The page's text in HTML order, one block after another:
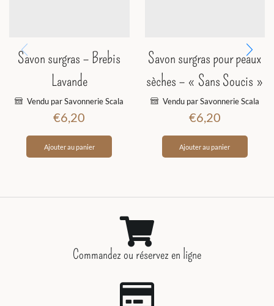
Savon surgras – Brebis
Lavande
Vendu par Savonnerie Scala
€6,20
Ajouter au panier
Savon surgras pour peaux
sèches – « Sans Soucis »
Vendu par Savonnerie Scala
€6,20
Ajouter au panier
Commandez ou réservez en ligne